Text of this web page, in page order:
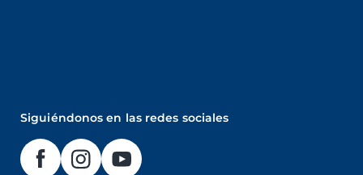
Siguiéndonos en las redes sociales